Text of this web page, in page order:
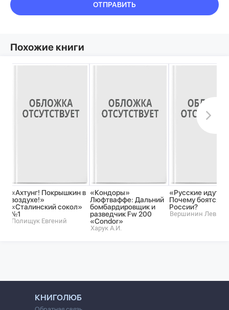
ОТПРАВИТЬ
Похожие книги
«Ахтунг! Покрышкин в
воздухе!»
«Сталинский сокол»
№1
Полищук Евгений
«Кондоры»
Люфтваффе: Дальний
бомбардировщик и
разведчик Fw 200
«Condor»
Харук А.И.
«Русские идут!»
Почему боятся
России?
Вершинин Лев
КНИГОЛЮБ